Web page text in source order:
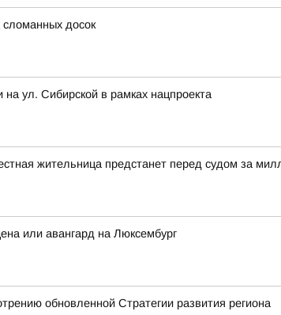
досок
на ул. Сибирской в рамках нацпроекта
жительница предстанет перед судом за
или авангард на Люксембург
обновленной Стратегии развития региона